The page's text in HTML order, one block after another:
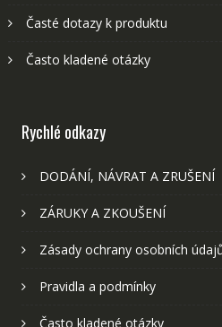
Časté dotazy k produktu
Často kladené otázky
Rychlé odkazy
DODÁNÍ, NÁVRAT A ZRUŠENÍ
ZÁRUKY A ZKOUŠENÍ
Zásady ochrany osobních
Pravidla a podmínky
Často kladené otázky